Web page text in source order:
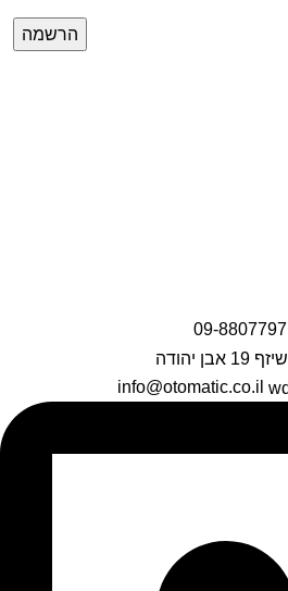
09-8807797
שיזף 19 אבן יהודה
info@otomatic.co.il